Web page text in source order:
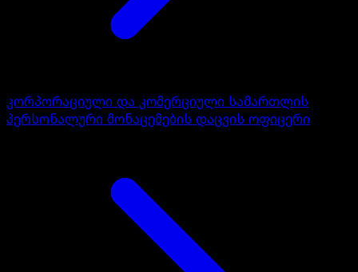
კორპორაციული და კომერციული სამართლის
პერსონალური მონაცემების დაცვის ოფიცერი